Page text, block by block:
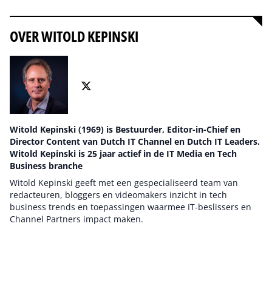
OVER WITOLD KEPINSKI
Witold Kepinski (1969) is Bestuurder, Editor-in-Chief en
Director Content van Dutch IT Channel en Dutch IT Leaders.
Witold Kepinski is 25 jaar actief in de IT Media en Tech
Business branche
Witold Kepinski geeft met een gespecialiseerd team van
redacteuren, bloggers en videomakers inzicht in tech
business trends en toepassingen waarmee IT-beslissers en
Channel Partners impact maken.